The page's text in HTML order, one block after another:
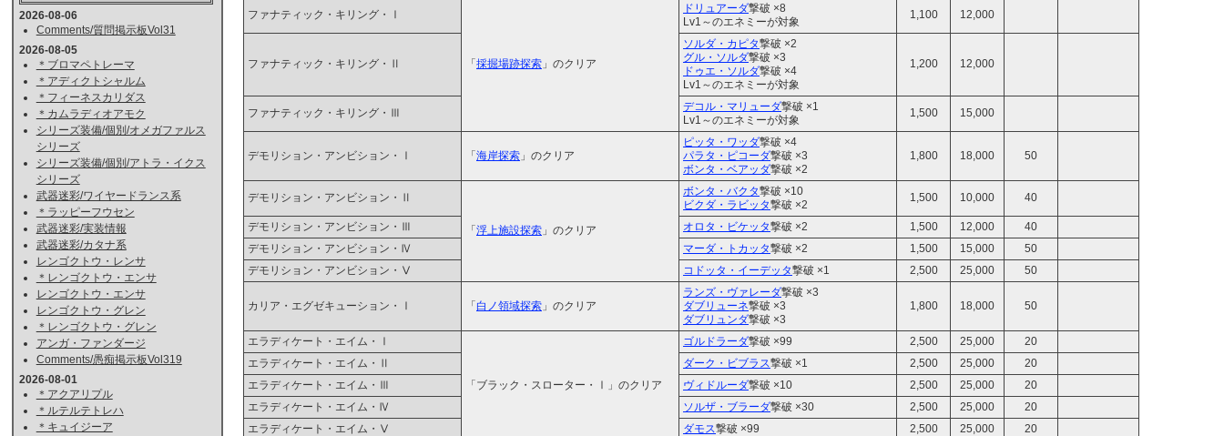
2026-08-06
Comments/質問掲示板Vol31
2026-08-05
＊ブロマペトレーマ
＊アディクトシャルム
＊フィーネスカリダス
＊カムラディオアモク
シリーズ装備/個別/オメガファルス
シリーズ
シリーズ装備/個別/アトラ・イクス
シリーズ
武器迷彩/ワイヤードランス系
＊ラッピーフウセン
武器迷彩/実装情報
武器迷彩/カタナ系
レンゴクトウ・レンサ
＊レンゴクトウ・エンサ
レンゴクトウ・エンサ
レンゴクトウ・グレン
＊レンゴクトウ・グレン
アンガ・ファンダージ
Comments/愚痴掲示板Vol319
2026-08-01
＊アクアリプル
＊ルテルテトレハ
＊キュイジーア
ファナティック・キリング・Ⅰ
「採掘場跡探索 」のクリア
ドリュアーダ撃破 ×8
Lv1～のエネミーが対象
1,100 12,000
ファナティック・キリング・Ⅱ
ソルダ・カピタ撃破 ×2
グル・ソルダ撃破 ×3
ドゥエ・ソルダ撃破 ×4
Lv1～のエネミーが対象
1,200 12,000
ファナティック・キリング・Ⅲ デコル・マリューダ撃破 ×1
Lv1～のエネミーが対象
1,500 15,000
デモリション・アンビション・Ⅰ 「海岸探索 」のクリア
ピッタ・ワッダ撃破 ×4
パラタ・ピコーダ撃破 ×3
ボンタ・ベアッダ撃破 ×2
1,800 18,000 50
デモリション・アンビション・Ⅱ
「浮上施設探索 」のクリア
ボンタ・バクタ撃破 ×10
ビクダ・ラビッタ撃破 ×2
1,500 10,000 40
デモリション・アンビション・Ⅲ オロタ・ビケッタ撃破 ×2 1,500 12,000
40
デモリション・アンビション・Ⅳ
マーダ・トカッタ撃破 ×2 1,500 15,000
50
デモリション・アンビション・Ⅴ
コドッタ・イーデッタ撃破 ×1 2,500 25,000 50
カリア・エグゼキューション・Ⅰ 「白ノ領域探索 」のクリア
ランズ・ヴァレーダ撃破 ×3
ダブリューネ撃破 ×3
ダブリュンダ撃破 ×3
1,800 18,000 50
エラディケート・エイム・Ⅰ
「ブラック・スローター・Ⅰ」のクリア
ゴルドラーダ撃破 ×99 2,500 25,000
20
エラディケート・エイム・Ⅱ
ダーク・ビブラス撃破 ×1 2,500 25,000
20
エラディケート・エイム・Ⅲ
ヴィドルーダ撃破 ×10 2,500 25,000
20
エラディケート・エイム・Ⅳ
ソルザ・ブラーダ撃破 ×30 2,500 25,000
20
エラディケート・エイム・Ⅴ
ダモス撃破 ×99 2,500 25,000 20